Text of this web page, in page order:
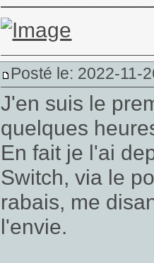
Posté le: 2022-11-
J'en suis le
quelques
En fait je l'ai
Switch, via le
rabais, me
l'envie.